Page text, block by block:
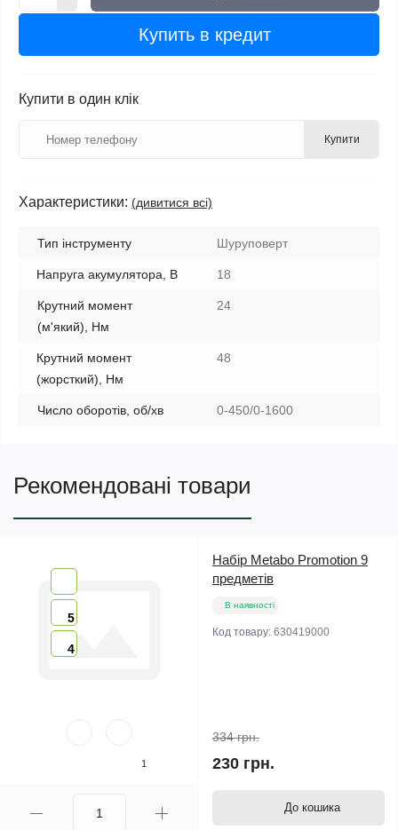
Купить в кредит
Купити в один клік
Купити
Характеристики: (дивитися всі)
Тип інструменту Шуруповерт
Напруга акумулятора, В 18
Крутний момент
(м'який), Нм
24
Крутний момент
(жорсткий), Нм
48
Число оборотів, об/хв 0-450/0-1600
Рекомендовані товари
5
4
1
Набір Metabo Promotion 9
предметів
В наявності
Код товару: 630419000
334 грн.
230 грн.
До кошика